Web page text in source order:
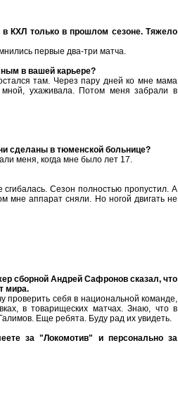
КХЛ только в прошлом сезоне. Тяжело
первые два-три матча.
в вашей карьере?
там. Через пару дней ко мне мама
ухаживала. Потом меня забрали в
сделаны в тюменской больнице?
меня, когда мне было лет 17.
Сезон полностью пропустил. А
мне аппарат сняли. Но ногой двигать не
сборной Андрей Сафронов сказал, что
мира.
проверить себя в национальной команде,
в товарищеских матчах. Знаю, что в
Еще ребята. Буду рад их увидеть.
за "Локомотив" и персонально за